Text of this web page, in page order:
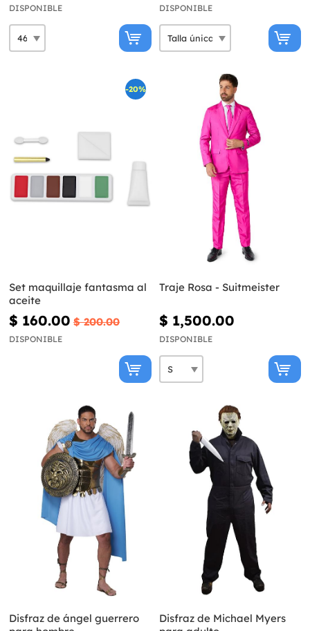
DISPONIBLE DISPONIBLE
-20%
Set maquillaje fantasma al
aceite
$ 160.00 $ 200.00
DISPONIBLE
Traje Rosa - Suitmeister
$ 1,500.00
DISPONIBLE
Disfraz de ángel guerrero
Disfraz de Michael Myers